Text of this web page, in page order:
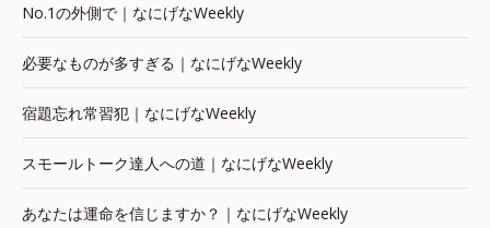
No.1の外側で｜なにげなWeekly
必要なものが多すぎる｜なにげなWeekly
宿題忘れ常習犯｜なにげなWeekly
スモールトーク達人への道｜なにげなWeekly
あなたは運命を信じますか？｜なにげなWeekly